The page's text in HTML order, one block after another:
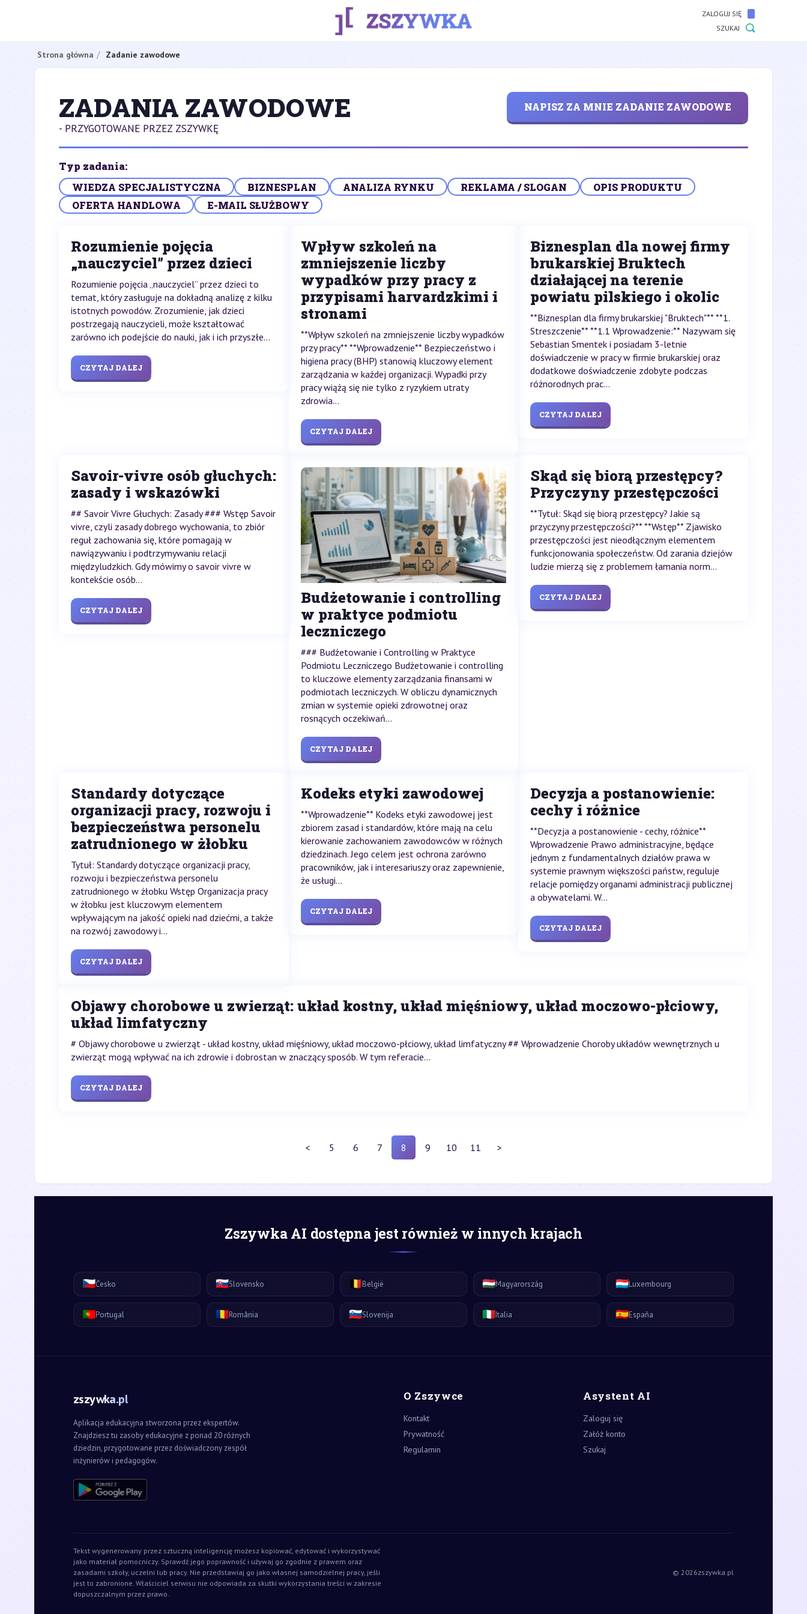
ZALOGUJ SIĘ
SZUKAJ
Strona główna Zadanie zawodowe
ZADANIA ZAWODOWE
- PRZYGOTOWANE PRZEZ ZSZYWKĘ
NAPISZ ZA MNIE ZADANIE ZAWODOWE
Typ zadania:
WIEDZA SPECJALISTYCZNA
BIZNESPLAN ANALIZA RYNKU REKLAMA / SLOGAN
OPIS PRODUKTU
OFERTA HANDLOWA
E-MAIL SŁUŻBOWY
Rozumienie pojęcia
„nauczyciel” przez dzieci
Rozumienie pojęcia „nauczyciel” przez dzieci to
temat, który zasługuje na dokładną analizę z kilku
istotnych powodów. Zrozumienie, jak dzieci
postrzegają nauczycieli, może kształtować
zarówno ich podejście do nauki, jak i ich przyszłe...
CZYTAJ DALEJ
Wpływ szkoleń na
zmniejszenie liczby
wypadków przy pracy z
przypisami harvardzkimi i
stronami
**Wpływ szkoleń na zmniejszenie liczby wypadków
przy pracy** **Wprowadzenie** Bezpieczeństwo i
higiena pracy (BHP) stanowią kluczowy element
zarządzania w każdej organizacji. Wypadki przy
pracy wiążą się nie tylko z ryzykiem utraty
zdrowia...
CZYTAJ DALEJ
Biznesplan dla nowej firmy
brukarskiej Bruktech
działającej na terenie
powiatu pilskiego i okolic
**Biznesplan dla firmy brukarskiej "Bruktech"** **1.
Streszczenie** **1.1 Wprowadzenie:** Nazywam się
Sebastian Smentek i posiadam 3-letnie
doświadczenie w pracy w firmie brukarskiej oraz
dodatkowe doświadczenie zdobyte podczas
różnorodnych prac...
CZYTAJ DALEJ
Savoir-vivre osób głuchych:
zasady i wskazówki
## Savoir Vivre Głuchych: Zasady ### Wstęp Savoir
vivre, czyli zasady dobrego wychowania, to zbiór
reguł zachowania się, które pomagają w
nawiązywaniu i podtrzymywaniu relacji
międzyludzkich. Gdy mówimy o savoir vivre w
kontekście osób...
CZYTAJ DALEJ
Budżetowanie i controlling
w praktyce podmiotu
leczniczego
### Budżetowanie i Controlling w Praktyce
Podmiotu Leczniczego Budżetowanie i controlling
to kluczowe elementy zarządzania finansami w
podmiotach leczniczych. W obliczu dynamicznych
zmian w systemie opieki zdrowotnej oraz
rosnących oczekiwań...
CZYTAJ DALEJ
Skąd się biorą przestępcy?
Przyczyny przestępczości
**Tytuł: Skąd się biorą przestępcy? Jakie są
przyczyny przestępczości?** **Wstęp** Zjawisko
przestępczości jest nieodłącznym elementem
funkcjonowania społeczeństw. Od zarania dziejów
ludzie mierzą się z problemem łamania norm...
CZYTAJ DALEJ
Standardy dotyczące
organizacji pracy, rozwoju i
bezpieczeństwa personelu
zatrudnionego w żłobku
Tytuł: Standardy dotyczące organizacji pracy,
rozwoju i bezpieczeństwa personelu
zatrudnionego w żłobku Wstęp Organizacja pracy
w żłobku jest kluczowym elementem
wpływającym na jakość opieki nad dziećmi, a także
na rozwój zawodowy i...
CZYTAJ DALEJ
Kodeks etyki zawodowej
**Wprowadzenie** Kodeks etyki zawodowej jest
zbiorem zasad i standardów, które mają na celu
kierowanie zachowaniem zawodowców w różnych
dziedzinach. Jego celem jest ochrona zarówno
pracowników, jak i interesariuszy oraz zapewnienie,
że usługi...
CZYTAJ DALEJ
Decyzja a postanowienie:
cechy i różnice
**Decyzja a postanowienie - cechy, różnice**
Wprowadzenie Prawo administracyjne, będące
jednym z fundamentalnych działów prawa w
systemie prawnym większości państw, reguluje
relacje pomiędzy organami administracji publicznej
a obywatelami. W...
CZYTAJ DALEJ
Objawy chorobowe u zwierząt: układ kostny, układ mięśniowy, układ moczowo-płciowy,
układ limfatyczny
# Objawy chorobowe u zwierząt - układ kostny, układ mięśniowy, układ moczowo-płciowy, układ limfatyczny ## Wprowadzenie Choroby układów wewnętrznych u
zwierząt mogą wpływać na ich zdrowie i dobrostan w znaczący sposób. W tym referacie...
CZYTAJ DALEJ
< 5 6 7 8 9 10 11 >
Zszywka AI dostępna jest również w innych krajach
🇨🇿Česko 🇸🇰Slovensko 🇧🇪België 🇭🇺Magyarország 🇱🇺Luxembourg
🇵🇹Portugal 🇷🇴România 🇸🇮Slovenija 🇮🇹Italia 🇪🇸España
zszywka.pl
Aplikacja edukacyjna stworzona przez ekspertów.
Znajdziesz tu zasoby edukacyjne z ponad 20 różnych
dziedzin, przygotowane przez doświadczony zespół
inżynierów i pedagogów.
O Zszywce
Kontakt
Prywatność
Regulamin
Asystent AI
Zaloguj się
Załóż konto
Szukaj
Tekst wygenerowany przez sztuczną inteligencję możesz kopiować, edytować i wykorzystywać
jako materiał pomocniczy. Sprawdź jego poprawność i używaj go zgodnie z prawem oraz
zasadami szkoły, uczelni lub pracy. Nie przedstawiaj go jako własnej samodzielnej pracy, jeśli
jest to zabronione. Właściciel serwisu nie odpowiada za skutki wykorzystania treści w zakresie
dopuszczalnym przez prawo.
© 2026zszywka.pl